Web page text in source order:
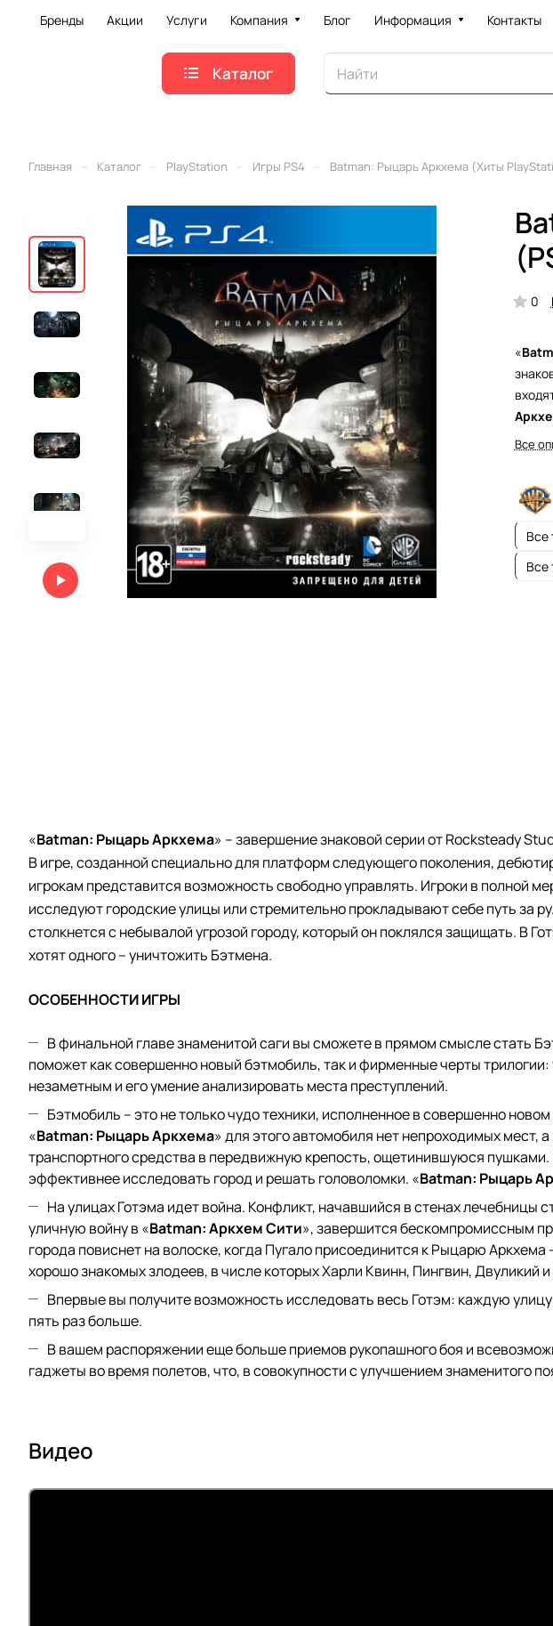
Бренды Акции Услуги Компания Блог Информация Контакты
Каталог
Главная Каталог PlayStation Игры PS4 Batman: Рыцарь Аркхема (Хиты
0
«
Все
Все
Все
«Batman: Рыцарь Аркхема» – завершение знаковой серии от Rocksteady
В игре, созданной специально для платформ следующего поколения,
игрокам представится возможность свободно управлять. Игроки в полной
исследуют городские улицы или стремительно прокладывают себе путь за
столкнется с небывалой угрозой городу, который он поклялся защищать. В
хотят одного – уничтожить Бэтмена.
ОСОБЕННОСТИ ИГРЫ
В финальной главе знаменитой саги вы сможете в прямом смысле стать
поможет как совершенно новый бэтмобиль, так и фирменные черты
незаметным и его умение анализировать места преступлений.
Бэтмобиль – это не только чудо техники, исполненное в совершенно
«Batman: Рыцарь Аркхема» для этого автомобиля нет непроходимых мест,
транспортного средства в передвижную крепость, ощетинившуюся
эффективнее исследовать город и решать головоломки. «Batman: Рыцарь
На улицах Готэма идет война. Конфликт, начавшийся в стенах лечебницы
уличную войну в «Batman: Аркхем Сити», завершится бескомпромиссным
города повиснет на волоске, когда Пугало присоединится к Рыцарю
хорошо знакомых злодеев, в числе которых Харли Квинн, Пингвин, Двуликий
Впервые вы получите возможность исследовать весь Готэм: каждую
пять раз больше.
В вашем распоряжении еще больше приемов рукопашного боя и
гаджеты во время полетов, что, в совокупности с улучшением знаменитого
Видео